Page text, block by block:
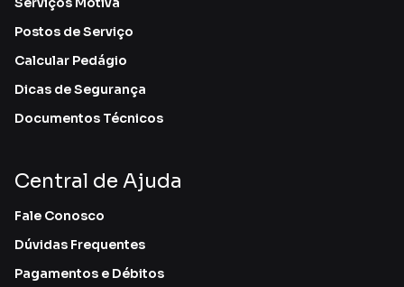
Postos de Serviço
Calcular Pedágio
Dicas de Segurança
Documentos Técnicos
Central de Ajuda
Fale Conosco
Dúvidas Frequentes
Pagamentos e Débitos